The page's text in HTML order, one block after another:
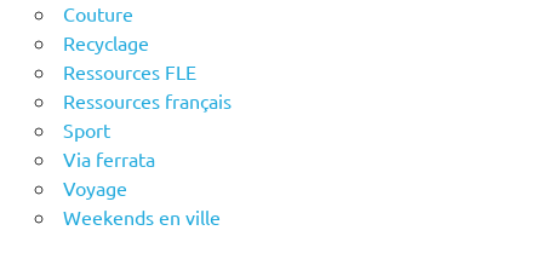
Couture
Recyclage
Ressources FLE
Ressources français
Sport
Via ferrata
Voyage
Weekends en ville